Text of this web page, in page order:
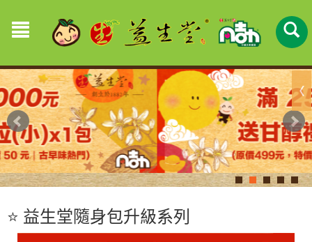
⭐️ 益生堂隨身包升級系列